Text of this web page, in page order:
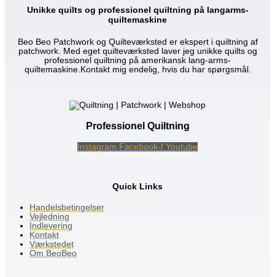
Unikke quilts og professionel quiltning på langarms-
quiltemaskine
Beo Beo Patchwork og Quilteværksted er ekspert i quiltning af
patchwork. Med eget quilteværksted laver jeg unikke quilts og
professionel quiltning på amerikansk lang-arms-
quiltemaskine.Kontakt mig endelig, hvis du har spørgsmål.
Professionel Quiltning
Instagram Facebook-f Youtube
Quick Links
Handelsbetingelser
Vejledning
Indlevering
Kontakt
Værkstedet
Om BeoBeo